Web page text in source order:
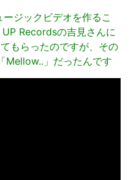
ジックビデオを作るこ
Recordsの吉見さんに
もらったのですが、その
Mellow..」だったんです